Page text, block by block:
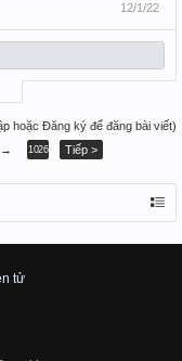
12/1/22
hoặc Đăng ký để đăng bài viết)
→ 1026 Tiếp >
tử